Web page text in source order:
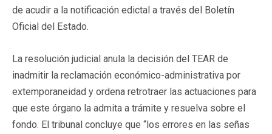
de acudir a la notificación edictal a través del Boletín
Oficial del Estado.
La resolución judicial anula la decisión del TEAR de
inadmitir la reclamación económico-administrativa por
extemporaneidad y ordena retrotraer las actuaciones para
que este órgano la admita a trámite y resuelva sobre el
fondo. El tribunal concluye que “los errores en las señas